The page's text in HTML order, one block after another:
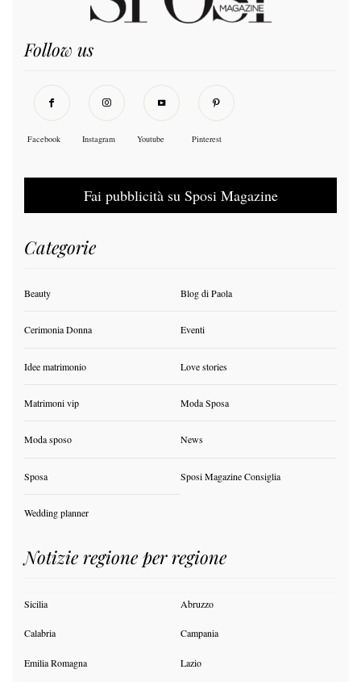
Follow us
Facebook Instagram Youtube Pinterest
Fai pubblicità su Sposi Magazine
Categorie
Beauty Blog di Paola
Cerimonia Donna Eventi
Idee matrimonio Love stories
Matrimoni vip Moda Sposa
Moda sposo News
Sposa Sposi Magazine Consiglia
Wedding planner
Notizie regione per regione
Sicilia Abruzzo
Calabria Campania
Emilia Romagna Lazio